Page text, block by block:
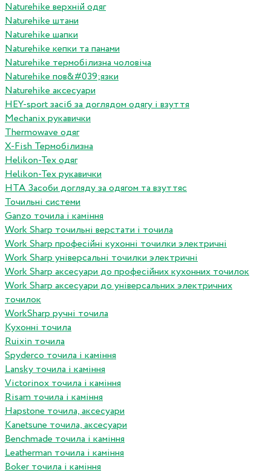
Naturehike верхній одяг
Naturehike штани
Naturehike шапки
Naturehike кепки та панами
Naturehike термобілизна чоловіча
Naturehike пов&#039;язки
Naturehike аксесуари
HEY-sport засіб за доглядом одягу і взуття
Mechanix рукавички
Thermowave одяг
X-Fish Термобілизна
Helikon-Tex одяг
Helikon-Tex рукавички
HTA Засоби догляду за одягом та взуттяс
Точильні системи
Ganzo точила і каміння
Work Sharp точильні верстати і точила
Work Sharp професiйнi кухоннi точилки электричнi
Work Sharp унiверсальнi точилки электричнi
Work Sharp аксесуари до професiйних кухонних точилок
Work Sharp аксесуари до унiверсальних электричних
точилок
WorkSharp ручні точила
Кухонні точила
Ruixin точила
Spyderco точила і каміння
Lansky точила і каміння
Victorinox точила і каміння
Risam точила і каміння
Hapstone точила, аксесуари
Kanetsune точила, аксесуари
Benchmade точила і каміння
Leatherman точила і каміння
Boker точила і каміння